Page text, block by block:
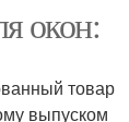
окон:
товар
выпуском